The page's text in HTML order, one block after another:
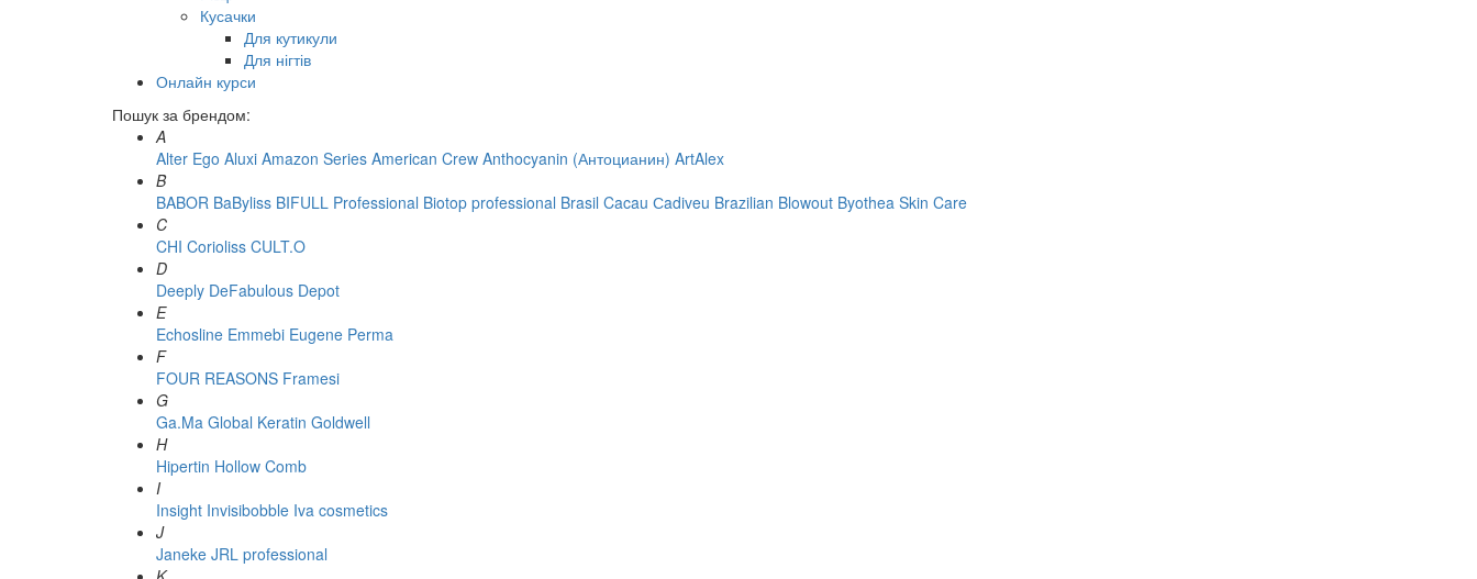
Кусачки
Для кутикули
Для нігтів
Онлайн курси
Пошук за брендом:
A
Alter Ego Aluxi Amazon Series American Crew Anthocyanin (Антоцианин) ArtAlex
B
BABOR BaByliss BIFULL Professional Biotop professional Brasil Cacau Сadiveu Brazilian Blowout Byothea Skin Care
C
CHI Corioliss CULT.O
D
Deeply DeFabulous Depot
E
Echosline Emmebi Eugene Perma
F
FOUR REASONS Framesi
G
Ga.Ma Global Keratin Goldwell
H
Hipertin Hollow Comb
I
Insight Invisibobble Iva cosmetics
J
Janeke JRL professional